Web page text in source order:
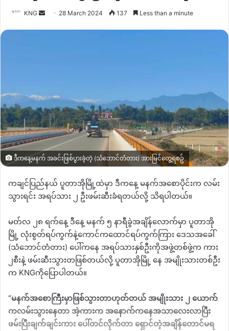
KNG
Send 28 March 2024 137 Less than a minute
ဒီကနေ့မနက် အခင်းဖြစ်ပွားခဲ့တဲ့ (သံဘောင်တံတား) အားမြင်တွေ့ရစဥ်
ကချင်ပြည်နယ် ပူတာအိုမြို့ထဲမှာ ဒီကနေ့ မနက်အစောပိုင်းက လမ်း
သွားရင်း အရပ်သား ၂ ဦးဖမ်းဆီးခံရတယ်လို့ သိရပါတယ်။
မတ်လ ၂၈ ရက်နေ့ ဒီနေ့ မနက် ၅ နာရီခွဲအချိန်လောက်မှာ ပူတာအို
မြို့ လုံးစွတ်ရပ်ကွက်နဲ့ကောင်ကထောင်ရပ်ကွက်ကြား ဒေသအခေါ်
(သံဘောင်တံတား) ပေါ်ကနေ အရပ်သားနှစ်ဦးကိုအဖွဲ့တစ်ဖွဲ့က ကား
၂စီးနဲ့ ဖမ်းဆီးသွားတဖြစ်တယ်လို့ ပူတာအိုမြို့ နေ အမျိုးသားတစ်ဦး
က KNGကိုပြောပါတယ်။
“မနက်အစောကြီးမှာဖြစ်သွားတာဟုတ်တယ် အမျိုးသား ၂ ယောက်
ကလမ်းသွားနေတာ အဲ့ကားက အနောက်ကနေအသာလေးလာပြီး
ဖမ်းပြီးချက်ချင်းကား ပေါ်တင်လိုက်တာ ရှောင်တဲ့အချိန်တောင်မရ